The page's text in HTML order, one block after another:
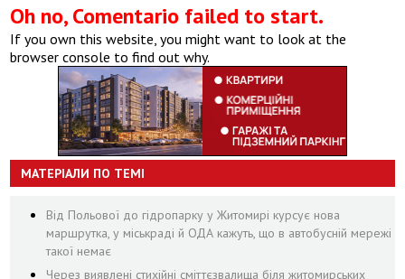
Oh no, Comentario failed to start.
If you own this website, you might want to look at the
browser console to find out why.
МАТЕРІАЛИ ПО ТЕМІ
Від Польової до гідропарку у Житомирі курсує нова
маршрутка, у міськраді й ОДА кажуть, що в автобусній мережі
такої немає
Через виявлені стихійні сміттєзвалища біля житомирських